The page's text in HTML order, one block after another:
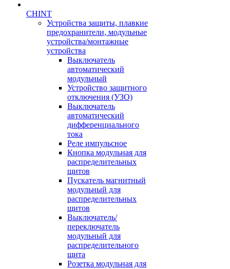
CHINT
Устройства защиты, плавкие
предохранители, модульные
устройства/монтажные
устройства
Выключатель
автоматический
модульный
Устройство защитного
отключения (УЗО)
Выключатель
автоматический
дифференциального
тока
Реле импульсное
Кнопка модульная для
распределительных
щитов
Пускатель магнитный
модульный для
распределительных
щитов
Выключатель/
переключатель
модульный для
распределительного
щита
Розетка модульная для